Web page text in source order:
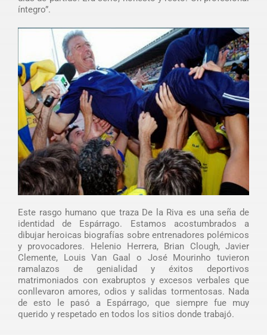
íntegro”.
Este rasgo humano que traza De la Riva es una seña de
identidad de Espárrago. Estamos acostumbrados a
dibujar heroicas biografías sobre entrenadores polémicos
y provocadores. Helenio Herrera, Brian Clough, Javier
Clemente, Louis Van Gaal o José Mourinho tuvieron
ramalazos de genialidad y éxitos deportivos
matrimoniados con exabruptos y excesos verbales que
conllevaron amores, odios y salidas tormentosas. Nada
de esto le pasó a Espárrago, que siempre fue muy
querido y respetado en todos los sitios donde trabajó.